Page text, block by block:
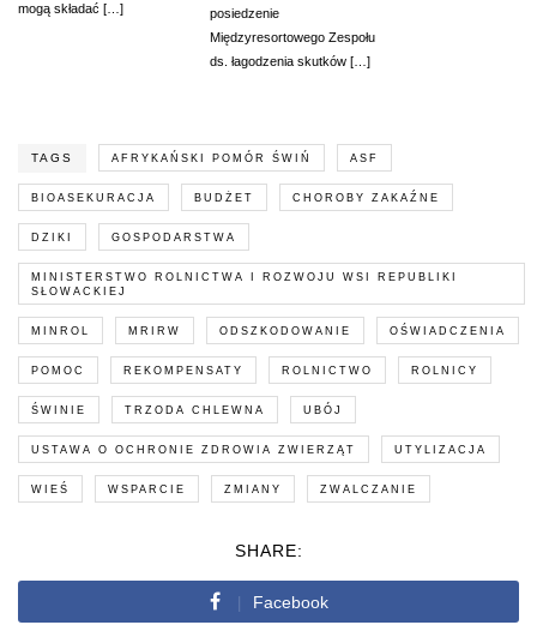
mogą składać […]
posiedzenie
Międzyresortowego Zespołu
ds. łagodzenia skutków […]
TAGS AFRYKAŃSKI POMÓR ŚWIŃ ASF
BIOASEKURACJA BUDŻET CHOROBY ZAKAŹNE
DZIKI GOSPODARSTWA
MINISTERSTWO ROLNICTWA I ROZWOJU WSI REPUBLIKI
SŁOWACKIEJ
MINROL MRIRW ODSZKODOWANIE OŚWIADCZENIA
POMOC REKOMPENSATY ROLNICTWO ROLNICY
ŚWINIE TRZODA CHLEWNA UBÓJ
USTAWA O OCHRONIE ZDROWIA ZWIERZĄT UTYLIZACJA
WIEŚ WSPARCIE ZMIANY ZWALCZANIE
SHARE:
Facebook